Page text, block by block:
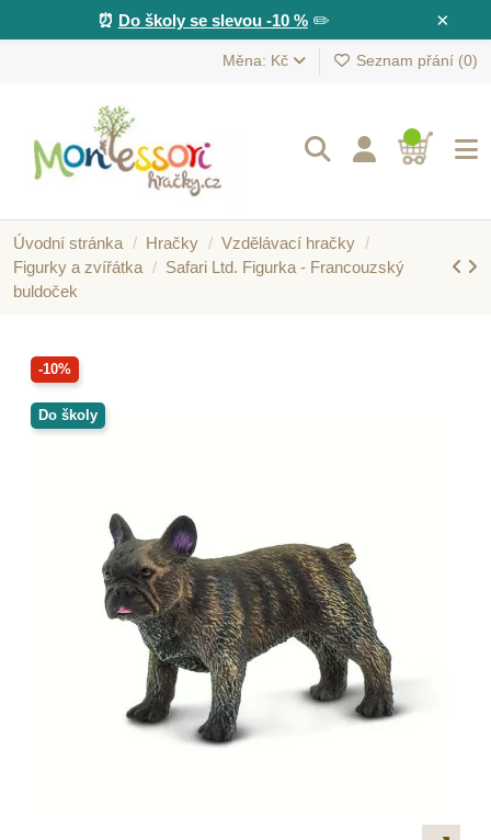
×
⏰ Do školy se slevou -10 %✏️
Měna: Kč Seznam přání (0)
Úvodní stránka Hračky
Vzdělávací hračky
Figurky a zvířátka
Safari Ltd. Figurka - Francouzský
buldoček
-10%
Do školy